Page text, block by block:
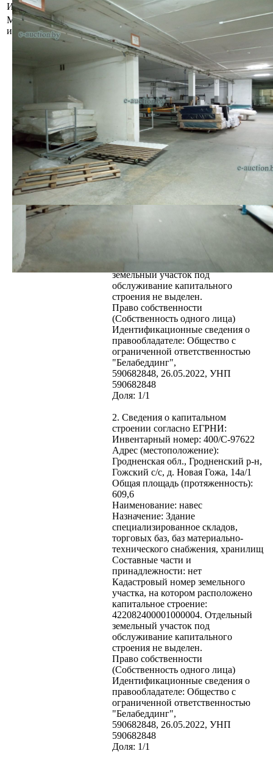
Информация о предмете торгов
Местоположение
имущества
Гродненская область, Гродненский
р-н, д. Новая Гожа, 14
В состав и стоимость лота входит :
1. Сведения о капитальном
строении согласно ЕГРНИ:
Инвентарный номер: 400/C-102431
Адрес (местоположение):
Гродненская обл., Гродненский р-н,
Гожский с/с, д. Новая Гожа, 14а/3
Общая площадь (протяженность):
598,6
Наименование: склад сырья
Назначение: Здание
специализированное складов,
торговых баз, баз материально-
технического снабжения, хранилищ
принадлежности: нет
422082400001000004. Отдельный
земельный участок под
обслуживание капитального
строения не выделен.
Право собственности
(Собственность одного лица)
Идентификационные сведения о
правообладателе: Общество с
ограниченной ответственностью
"Белабеддинг",
590682848, 26.05.2022, УНП
590682848
Доля: 1/1
2. Сведения о капитальном
строении согласно ЕГРНИ:
Инвентарный номер: 400/C-97622
Адрес (местоположение):
Гродненская обл., Гродненский р-н,
Гожский с/с, д. Новая Гожа, 14а/1
Общая площадь (протяженность):
609,6
Наименование: навес
Назначение: Здание
специализированное складов,
торговых баз, баз материально-
технического снабжения, хранилищ
Составные части и
принадлежности: нет
Кадастровый номер земельного
участка, на котором расположено
капитальное строение:
422082400001000004. Отдельный
земельный участок под
обслуживание капитального
строения не выделен.
Право собственности
(Собственность одного лица)
Идентификационные сведения о
правообладателе: Общество с
ограниченной ответственностью
"Белабеддинг",
590682848, 26.05.2022, УНП
590682848
Доля: 1/1